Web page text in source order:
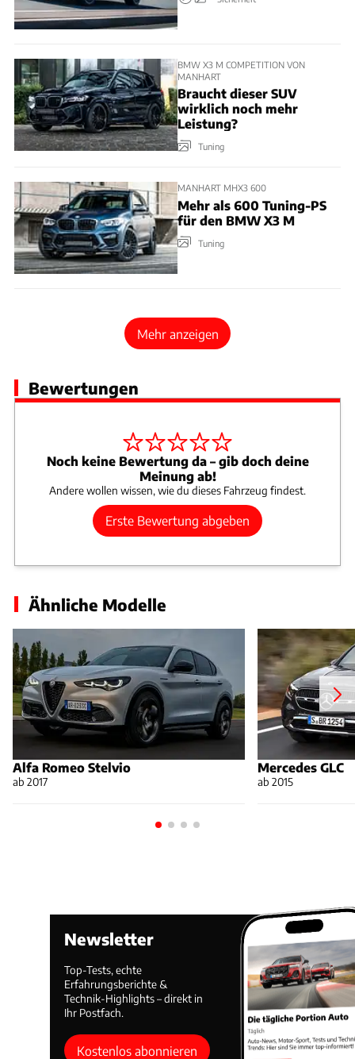
BMW X3 M COMPETITION VON
MANHART
Braucht dieser SUV
wirklich noch mehr
Leistung?
Tuning
MANHART MHX3 600
Mehr als 600 Tuning-PS
für den BMW X3 M
Tuning
Mehr anzeigen
Bewertungen
Noch keine Bewertung da – gib doch deine
Meinung ab!
Andere wollen wissen, wie du dieses Fahrzeug findest.
Erste Bewertung abgeben
Ähnliche Modelle
Alfa Romeo Stelvio
ab 2017
Mercedes GLC
ab 2015
Newsletter
Top-Tests, echte
Erfahrungsberichte &
Technik-Highlights – direkt in
Ihr Postfach.
Kostenlos abonnieren